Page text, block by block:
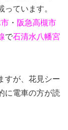
ています。
・ 阪急高槻市
で石清水八幡宮
すが、花見シー
に電車の方が読